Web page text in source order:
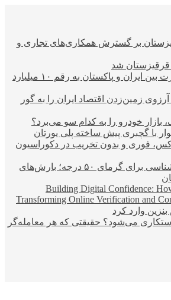
بر گسترش همکاری‌های تجاری و
شد
افزایش حجم تجارت بین ایران و پاکستان به رقم ۱۰ میلیارد
زمین‌زدن اقتصاد ایران را به گور
بازار خودرو را به کدام سو می‌برد؟
با گچبری پیش ساخته پلی یورتان
فوری و بدون تخریب در دکوراسیون
هشدار قرمز هواشناسی برای گرمای ۵۰ درجه؛ بارش‌های
Building Digital Confidence:
Transforming Online Verification and
وارد کرد
دستکاری می‌شود؟ حقیقتی که هر معامله‌گر